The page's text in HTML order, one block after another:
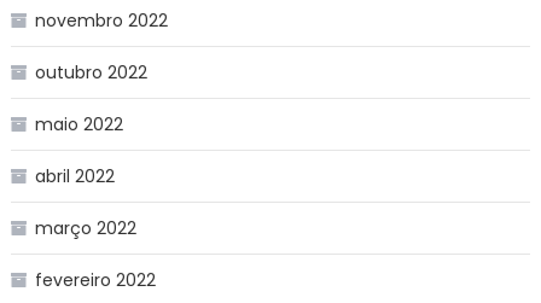
novembro 2022
outubro 2022
maio 2022
abril 2022
março 2022
fevereiro 2022